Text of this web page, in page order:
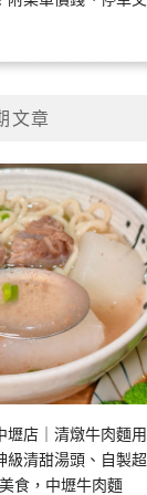
文章
壢店｜清燉牛肉麵用
級清甜湯頭、自製超
食，中壢牛肉麵